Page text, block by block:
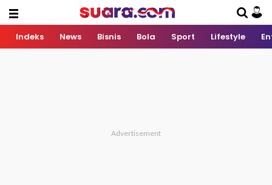
Indeks News Bisnis Bola Sport Lifestyle